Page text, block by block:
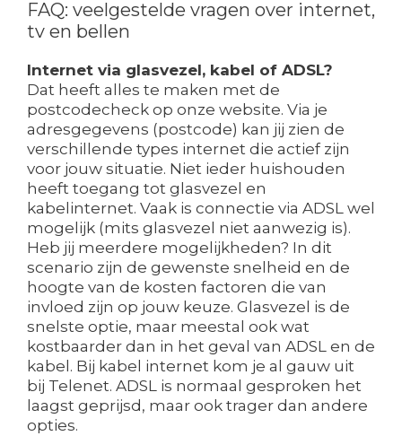
FAQ: veelgestelde vragen over internet,
tv en bellen
Internet via glasvezel, kabel of ADSL?
Dat heeft alles te maken met de
postcodecheck op onze website. Via je
adresgegevens (postcode) kan jij zien de
verschillende types internet die actief zijn
voor jouw situatie. Niet ieder huishouden
heeft toegang tot glasvezel en
kabelinternet. Vaak is connectie via ADSL wel
mogelijk (mits glasvezel niet aanwezig is).
Heb jij meerdere mogelijkheden? In dit
scenario zijn de gewenste snelheid en de
hoogte van de kosten factoren die van
invloed zijn op jouw keuze. Glasvezel is de
snelste optie, maar meestal ook wat
kostbaarder dan in het geval van ADSL en de
kabel. Bij kabel internet kom je al gauw uit
bij Telenet. ADSL is normaal gesproken het
laagst geprijsd, maar ook trager dan andere
opties.